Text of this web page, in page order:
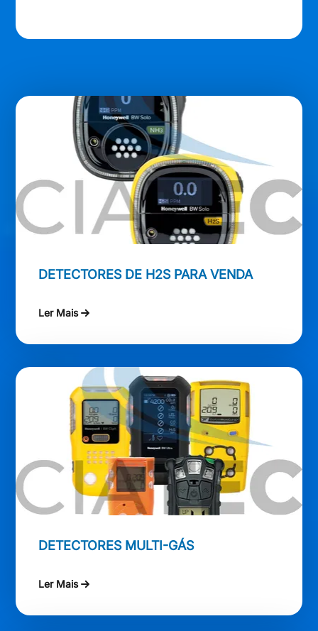
DETECTORES DE H2S PARA VENDA
Ler Mais
DETECTORES MULTI-GÁS
Ler Mais